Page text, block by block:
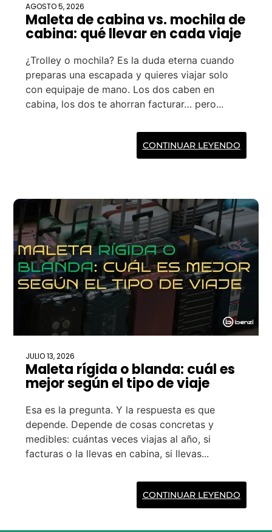
AGOSTO 5, 2026
Maleta de cabina vs. mochila de
cabina: qué llevar en cada viaje
¿Trolley o mochila? Es la duda eterna cuando
preparas una escapada y quieres viajar solo
con equipaje de mano. Los dos caben en
cabina, los dos te ahorran facturar… pero...
CONTINUAR LEYENDO
JULIO 13, 2026
Maleta rígida o blanda: cuál es
mejor según el tipo de viaje
Esa es la pregunta. Y la respuesta es que
depende. Depende de cosas concretas y
medibles: cuántas veces viajas al año, si
facturas o la llevas en cabina, si llevas...
CONTINUAR LEYENDO